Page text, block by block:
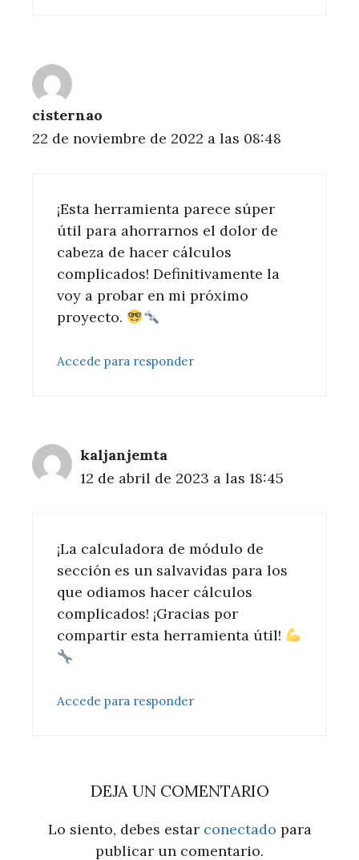
cisternao
22 de noviembre de 2022 a las 08:48
¡Esta herramienta parece súper
útil para ahorrarnos el dolor de
cabeza de hacer cálculos
complicados! Definitivamente la
voy a probar en mi próximo
proyecto.
Accede para responder
kaljanjemta
12 de abril de 2023 a las 18:45
¡La calculadora de módulo de
sección es un salvavidas para los
que odiamos hacer cálculos
complicados! ¡Gracias por
compartir esta herramienta útil!
Accede para responder
DEJA UN COMENTARIO
Lo siento, debes estar conectado para
publicar un comentario.